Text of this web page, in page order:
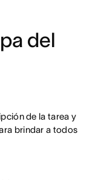
del
de la tarea y
brindar a todos